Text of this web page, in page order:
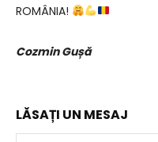
ROMÂNIA!
Cozmin Gușă
LĂSAȚI UN MESAJ